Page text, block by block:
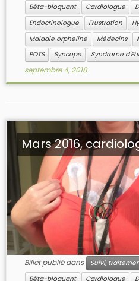
Bêta-bloquant Cardiologue
Endocrinologue
Frustration
Maladie orpheline
Médecins
POTS
Syncope Syndrome
septembre 4, 2018
Mars 2016,
Billet publié dans Suivi,
Bêta-bloquant Cardiologue